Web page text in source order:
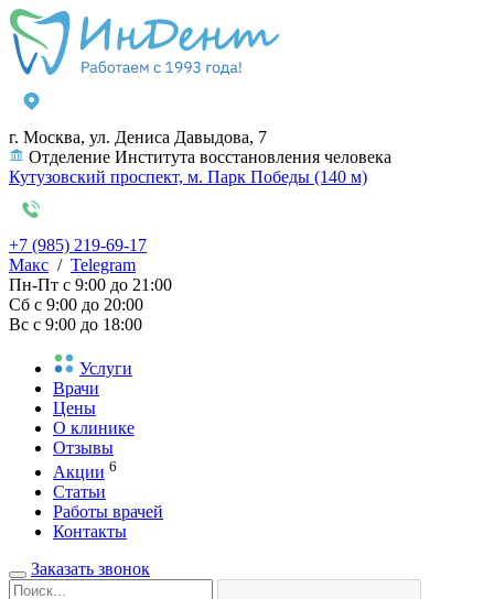
г. Москва, ул. Дениса Давыдова, 7
Отделение Института восстановления человека
Кутузовский проспект, м. Парк Победы (140 м)
+7 (985) 219-69-17
Макс / Telegram
Пн-Пт с 9:00 до 21:00
Сб с 9:00 до 20:00
Вс с 9:00 до 18:00
Услуги
Врачи
Цены
О клинике
Отзывы
Акции 6
Статьи
Работы врачей
Контакты
Заказать звонок